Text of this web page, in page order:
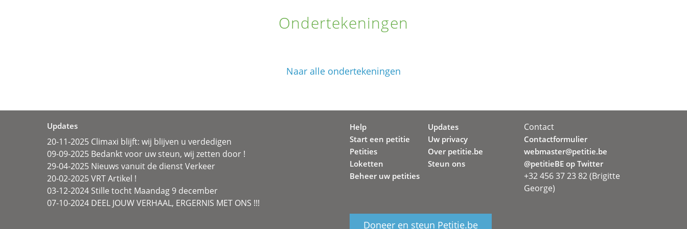
Ondertekeningen
Naar alle ondertekeningen
Updates
20-11-2025 Climaxi blijft: wij blijven u verdedigen
09-09-2025 Bedankt voor uw steun, wij zetten door !
29-04-2025 Nieuws vanuit de dienst Verkeer
20-02-2025 VRT Artikel !
03-12-2024 Stille tocht Maandag 9 december
07-10-2024 DEEL JOUW VERHAAL, ERGERNIS MET ONS !!!
Help
Start een petitie
Petities
Loketten
Beheer uw petities
Updates
Uw privacy
Over petitie.be
Steun ons
Doneer en steun Petitie.be
Contact
Contactformulier
webmaster@petitie.be
@petitieBE op Twitter
+32 456 37 23 82 (Brigitte
George)